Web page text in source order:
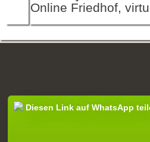
Online Friedhof,
Diesen Link auf WhatsApp